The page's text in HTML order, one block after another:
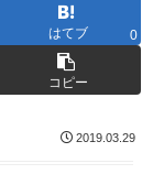
はてブ 0
コピー
2019.03.29